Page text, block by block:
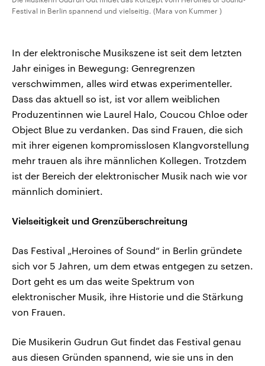
Festival in Berlin spannend und vielseitig. (Mara von Kummer )
In der elektronische Musikszene ist seit dem letzten
Jahr einiges in Bewegung: Genregrenzen
verschwimmen, alles wird etwas experimenteller.
Dass das aktuell so ist, ist vor allem weiblichen
Produzentinnen wie Laurel Halo, Coucou Chloe oder
Object Blue zu verdanken. Das sind Frauen, die sich
mit ihrer eigenen kompromisslosen Klangvorstellung
mehr trauen als ihre männlichen Kollegen. Trotzdem
ist der Bereich der elektronischer Musik nach wie vor
männlich dominiert.
Vielseitigkeit und Grenzüberschreitung
Das Festival „Heroines of Sound“ in Berlin gründete
sich vor 5 Jahren, um dem etwas entgegen zu setzen.
Dort geht es um das weite Spektrum von
elektronischer Musik, ihre Historie und die Stärkung
von Frauen.
Die Musikerin Gudrun Gut findet das Festival genau
aus diesen Gründen spannend, wie sie uns in den